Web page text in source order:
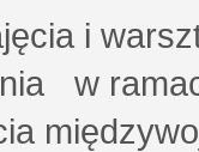
i
w